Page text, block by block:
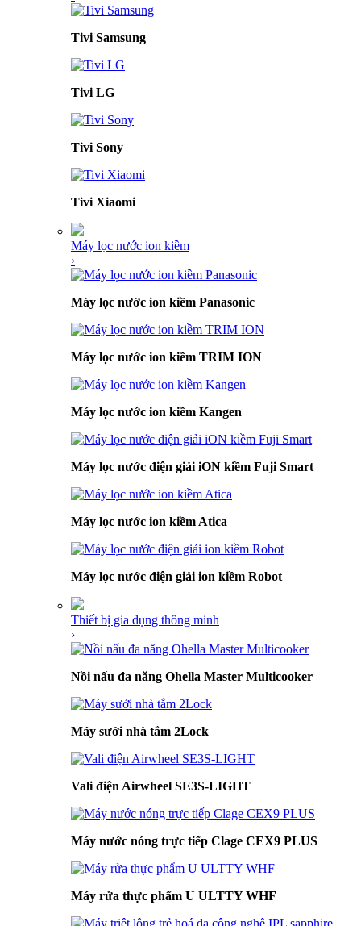
Tivi Samsung
Tivi LG
Tivi Sony
Tivi Xiaomi
Máy lọc nước ion kiềm
›
Máy lọc nước ion kiềm Panasonic
Máy lọc nước ion kiềm TRIM ION
Máy lọc nước ion kiềm Kangen
Máy lọc nước điện giải iON kiềm Fuji Smart
Máy lọc nước ion kiềm Atica
Máy lọc nước điện giải ion kiềm Robot
Thiết bị gia dụng thông minh
›
Nồi nấu đa năng Ohella Master Multicooker
Máy sưởi nhà tắm 2Lock
Vali điện Airwheel SE3S-LIGHT
Máy nước nóng trực tiếp Clage CEX9 PLUS
Máy rửa thực phẩm U ULTTY WHF